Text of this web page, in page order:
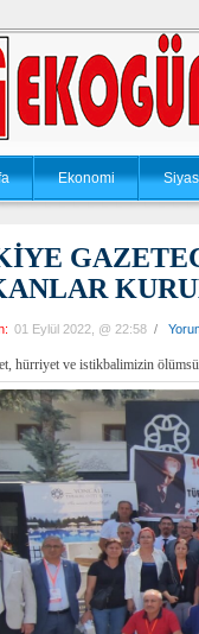
Ekonomi
01 Eylül 2022, @ 22:58 /
hürriyet ve istikbalimizin